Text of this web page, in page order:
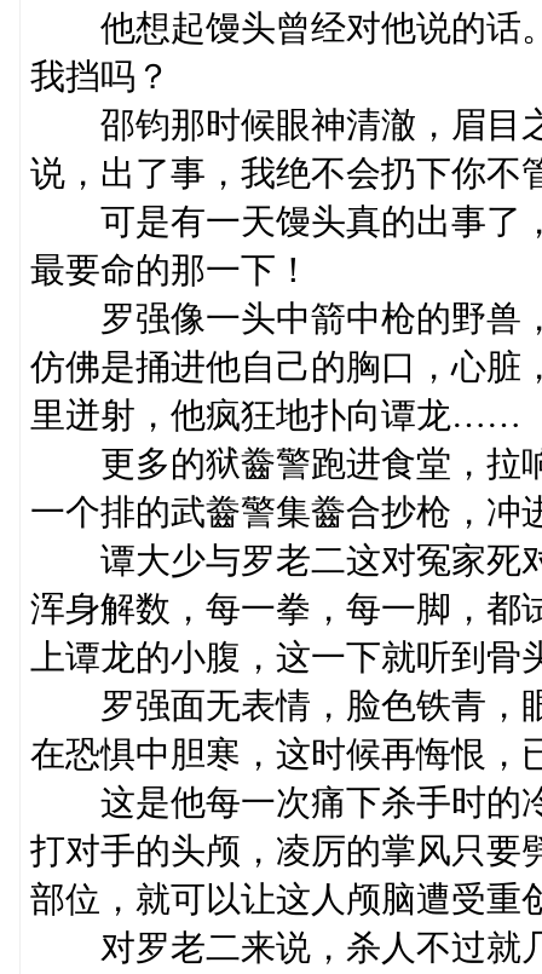
他想起馒头曾经对他说的话
我挡吗？
邵钧那时候眼神清澈，眉目
说，出了事，我绝不会扔下你不
可是有一天馒头真的出事了
最要命的那一下！
罗强像一头中箭中枪的野兽
仿佛是捅进他自己的胸口，心脏
里迸射，他疯狂地扑向谭龙……
更多的狱齤警跑进食堂，拉
一个排的武齤警集齤合抄枪，冲
谭大少与罗老二这对冤家死
浑身解数，每一拳，每一脚，都
上谭龙的小腹，这一下就听到
罗强面无表情，脸色铁青，
在恐惧中胆寒，这时候再悔恨，
这是他每一次痛下杀手时的
打对手的头颅，凌厉的掌风只要
部位，就可以让这人颅脑遭受重
对罗老二来说，杀人不过就